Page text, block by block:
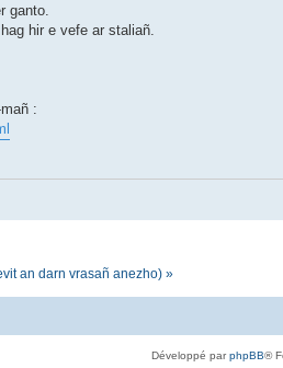
ganto.
hir e vefe ar staliañ.
:
an darn vrasañ anezho) »
Développé parphpBB®